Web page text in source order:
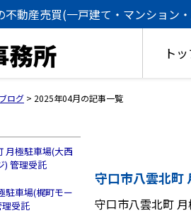
動産売買(一戸建て・マンション
ト
ログ > 2025年04月の記事一覧
月極駐車場(大西
) 管理受託
駐車場(梶町モー
理受託
守口市八雲北町
守口市八雲北町